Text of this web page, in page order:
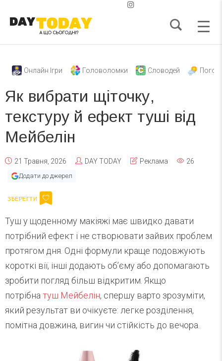
Онлайн Ігри Головоломки Словодей
Як вибрати щіточку,
текстуру й ефект туші від
Мейбелін
21 Травня, 2026 DAY TODAY Реклама 26
Додати до джерел
Туш у щоденному макіяжі має швидко давати
потрібний ефект і не створювати зайвих проблем
протягом дня. Одні формули краще подовжують
короткі вії, інші додають об’єму або допомагають
зробити погляд більш відкритим. Якщо
потрібна туш Мейбелін, спершу варто зрозуміти,
який результат ви очікуєте: легке розділення,
помітна довжина, вигин чи стійкість до вечора.